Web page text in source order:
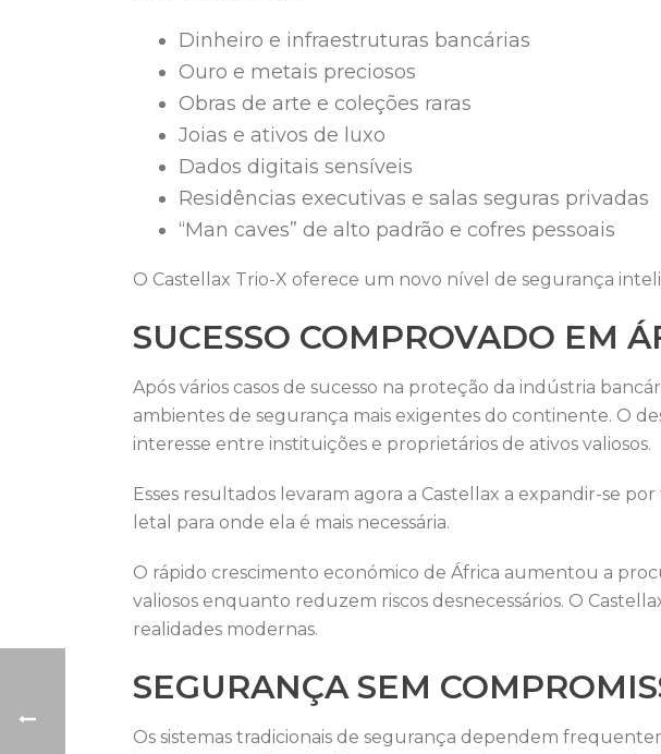
Dinheiro e infraestruturas bancárias
Ouro e metais preciosos
Obras de arte e coleções raras
Joias e ativos de luxo
Dados digitais sensíveis
Residências executivas e salas seguras privadas
“Man caves” de alto padrão e cofres pessoais
O Castellax Trio-X oferece um novo nível de segurança
SUCESSO COMPROVADO EM
Após vários casos de sucesso na proteção da indústria
ambientes de segurança mais exigentes do continente. O
interesse entre instituições e proprietários de ativos valiosos.
Esses resultados levaram agora a Castellax a expandir-se
letal para onde ela é mais necessária.
O rápido crescimento económico de África aumentou a
valiosos enquanto reduzem riscos desnecessários. O
realidades modernas.
SEGURANÇA SEM
Os sistemas tradicionais de segurança dependem